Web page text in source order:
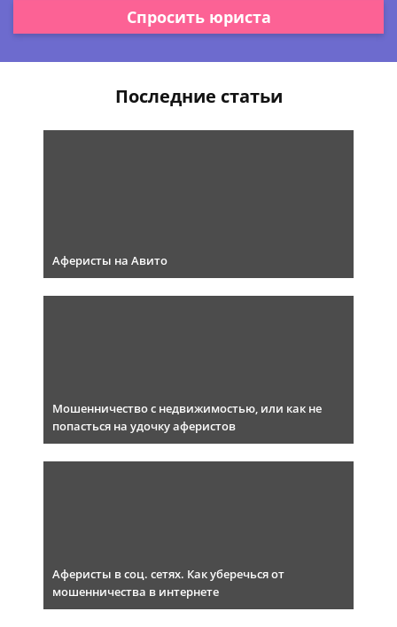
Спросить юриста
Последние статьи
Аферисты на Авито
Мошенничество с недвижимостью, или как не
попасться на удочку аферистов
Аферисты в соц. сетях. Как уберечься от
мошенничества в интернете